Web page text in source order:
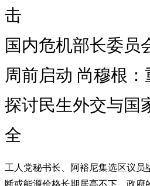
击
国内危机部长委员
周前启动 尚穆根：
探讨民生外交与国
全
工人党秘书长、阿裕尼集选区议员